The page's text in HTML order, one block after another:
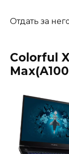
Отдать за
Colorful